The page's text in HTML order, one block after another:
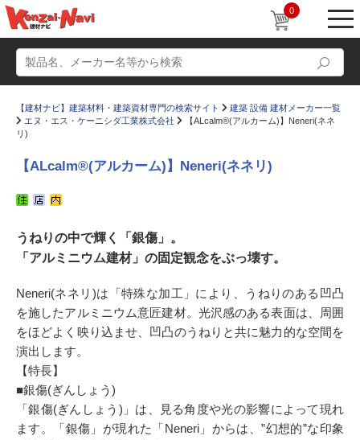
0
動画
かたなび
すまいリング 設計士インタビュー
Q＆A 販売・施工代理店募集
お気に入り
【建材ナビ】建築材料・建築資材専門の検索サイト
建築 設備 建材メーカー一覧
エヌ・エス・ケーニシダ工業株式会社
【ALcalm®(アルカーム)】Neneri(ネネ
リ)
【ALcalm®(アルカーム)】Neneri(ネネリ)
うねりの中で輝く「銀傷」。
「アルミニウム建材」の固定観念をぶっ壊す。
Neneri(ネネリ)は「特殊な加工」により、うねりのある凹凸
を施したアルミニウム意匠建材。光沢感のある表面は、周囲
をほどよく映り込ませ、凹凸のうねりと共に魅力的な空間を
演出します。
【特長】
■銀傷(ぎんしょう)
「銀傷(ぎんしょう)」は、見る角度や光の影響によって現れ
ます。「銀傷」が現れた「Neneri」からは、”幻想的”な印象